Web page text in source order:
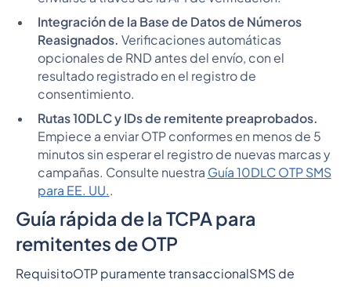
Integración de la Base de Datos de Números
Reasignados. Verificaciones automáticas
opcionales de RND antes del envío, con el
resultado registrado en el registro de
consentimiento.
Rutas 10DLC y IDs de remitente preaprobados.
Empiece a enviar OTP conformes en menos de 5
minutos sin esperar el registro de nuevas marcas y
campañas. Consulte nuestra Guía 10DLC OTP SMS
para EE. UU..
Guía rápida de la TCPA para
remitentes de OTP
RequisitoOTP puramente transaccionalSMS de